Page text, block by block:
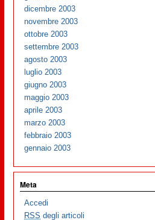
dicembre 2003
novembre 2003
ottobre 2003
settembre 2003
agosto 2003
luglio 2003
giugno 2003
maggio 2003
aprile 2003
marzo 2003
febbraio 2003
gennaio 2003
Meta
Accedi
RSS degli articoli